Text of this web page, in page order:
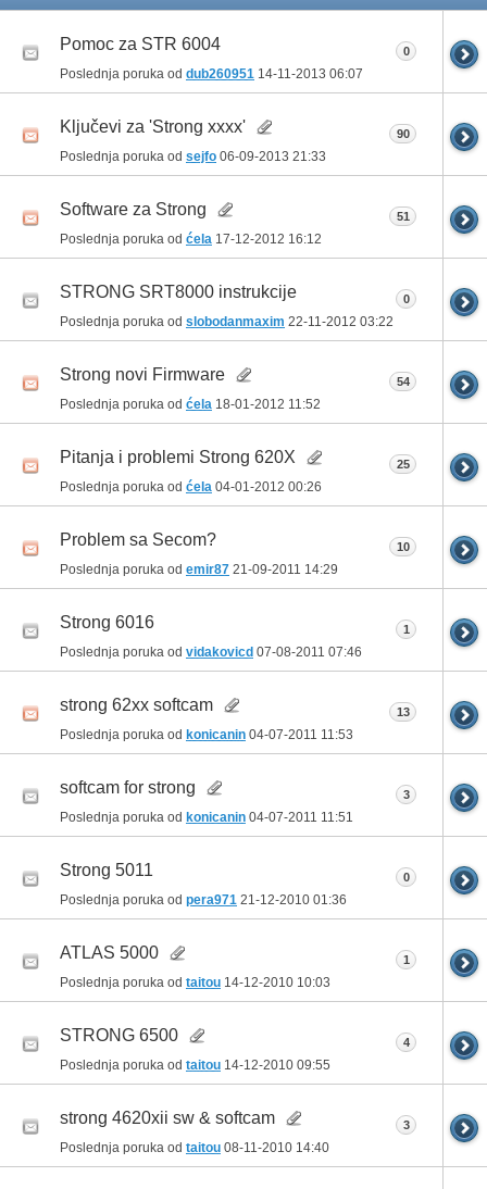
Pomoc za STR 6004
Poslednja poruka od dub260951 14-11-2013 06:07
0
Ključevi za 'Strong xxxx'
Poslednja poruka od sejfo 06-09-2013 21:33
90
Software za Strong
Poslednja poruka od ćela 17-12-2012 16:12
51
STRONG SRT8000 instrukcije
Poslednja poruka od slobodanmaxim 22-11-2012 03:22
0
Strong novi Firmware
Poslednja poruka od ćela 18-01-2012 11:52
54
Pitanja i problemi Strong 620X
Poslednja poruka od ćela 04-01-2012 00:26
25
Problem sa Secom?
Poslednja poruka od emir87 21-09-2011 14:29
10
Strong 6016
Poslednja poruka od vidakovicd 07-08-2011 07:46
1
strong 62xx softcam
Poslednja poruka od konicanin 04-07-2011 11:53
13
softcam for strong
Poslednja poruka od konicanin 04-07-2011 11:51
3
Strong 5011
Poslednja poruka od pera971 21-12-2010 01:36
0
ATLAS 5000
Poslednja poruka od taitou 14-12-2010 10:03
1
STRONG 6500
Poslednja poruka od taitou 14-12-2010 09:55
4
strong 4620xii sw & softcam
Poslednja poruka od taitou 08-11-2010 14:40
3